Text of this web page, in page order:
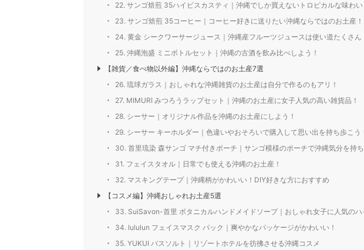
22. サンゴ焙煎 35ハイビスカスティ｜沖縄でしか買えないトロピカルな味わい
23. サンゴ焙煎 35コーヒー｜コーヒー好きに送りたい沖縄ならではのお土産！
24. 黄金 シークワーサージュース｜沖縄産フルーツジュースは使い道たくさん
25. 沖縄泡盛 ミニボトルセット｜沖縄の古酒を飲み比べしよう！
【雑貨／食べ物以外編】沖縄ならではのお土産7選
26. 琉球ガラス｜おしゃれな沖縄雑貨のお土産は自分で作るのもアリ！
27. MIMURI みつろうラップセット｜沖縄のお土産に女子人気の高い雑貨品！
28. シーサー｜オリジナル作品を沖縄のお土産にしよう！
29. シーサー キーホルダー｜色違いやおそろいで購入して思い出を持ち歩こう
30. 首里琉染 森サンゴ マチ付きポーチ｜サンゴ模様のポーチで沖縄気分を持ち
31. フェイスタオル｜日常でも使える沖縄のお土産！
32. マスキングテープ｜沖縄柄がかわいい！DIY好きな方におすすめ
【コスメ編】沖縄おしゃれお土産5選
33. SuiSavon-首里 ボタニカルハンドメイドソープ｜おしゃれ女子に人気のハ
34. lululun フェイスマスク パック｜爽やかなパッケージがかわいい！
35. YUKUI バスソルト｜リゾートホテルを彷彿させる沖縄コスメ